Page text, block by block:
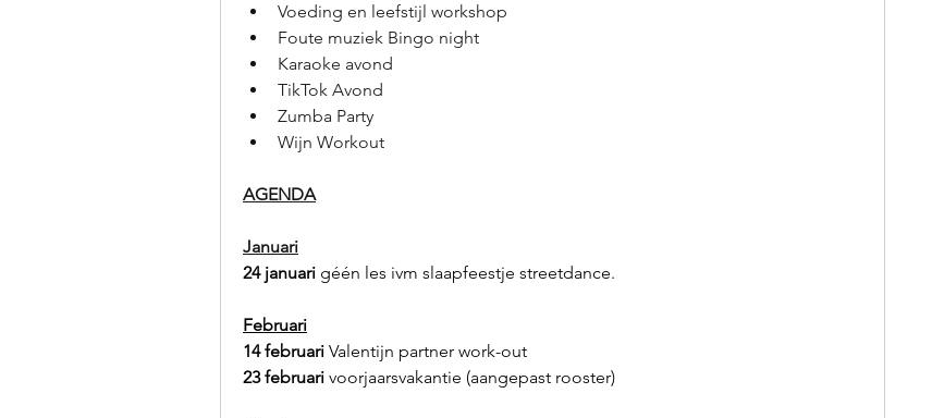
Voeding en leefstijl workshop
Foute muziek Bingo night
Karaoke avond
TikTok Avond
Zumba Party
Wijn Workout
AGENDA
Januari
24 januari géén les ivm slaapfeestje streetdance.
Februari
14 februari Valentijn partner work-out
23 februari voorjaarsvakantie (aangepast rooster)